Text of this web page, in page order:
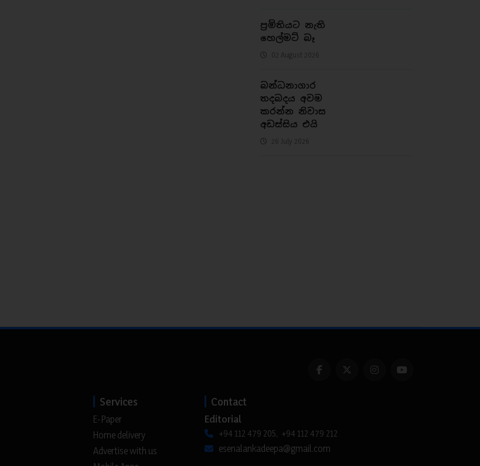
ප්‍රමිතියට නැති
හෙල්මට් බෑ
02 August 2026
බන්ධනාගාර
තදබදය අවම
කරන්න නිවාස
අඩස්සිය එයි
26 July 2026
Services
E-Paper
Home delivery
Advertise with us
Contact
Editorial
+94 112 479 205, +94 112 479 212
esenalankadeepa@gmail.com